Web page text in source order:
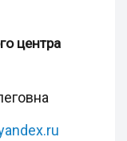
центра